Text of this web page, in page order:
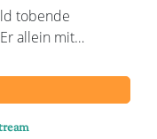
tobende
allein mit…